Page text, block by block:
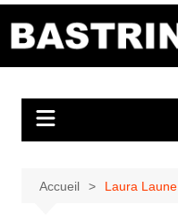
Accueil Laura Laune